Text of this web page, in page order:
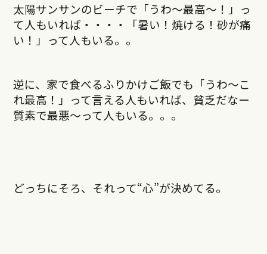
太陽サンサンのビーチで「うわ〜最高〜！」っ
て人もいれば・・・・「暑い！焼ける！砂が痛
い！」って人もいる。。
逆に、家で食べるふりかけご飯でも「うわ〜こ
れ最高！」って言える人もいれば、貧乏だなー
質素で最悪〜って人もいる。。。
どっちにそろ、それって“心”が決めてる。